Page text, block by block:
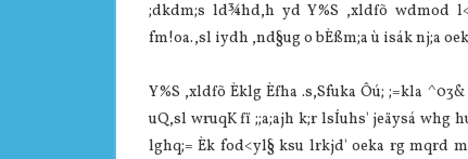
;dkdm;s ld¾hd,h yd Y%S ,xldfõ wdmod
fm!oa.,sl iydh ,nd§ug o bÈßm;a ù isák nj;a
Y%S ,xldfõ Èklg Èfha .s,Sfuka Ôú; ;=kla‌
uQ,sl wruqK fï ;;a;ajh k;r lsÍuhs' jeäysá whg
lghq;= Èk fod<yl§ ksu lrkjd' oeka rg mqrd